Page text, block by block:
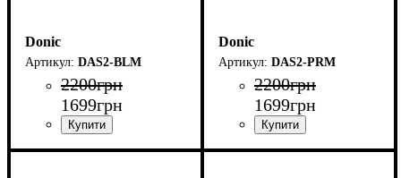
Donic
DAS2-BLM
2200грн
1699грн
Donic
DAS2-PRM
2200грн
1699грн